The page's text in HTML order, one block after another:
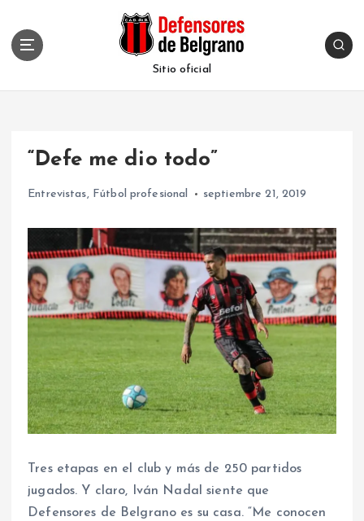
Sitio oficial
“Defe me dio todo”
Entrevistas, Fútbol profesional septiembre 21, 2019
Tres etapas en el club y más de 250 partidos
jugados. Y claro, Iván Nadal siente que
Defensores de Belgrano es su casa. “Me conocen